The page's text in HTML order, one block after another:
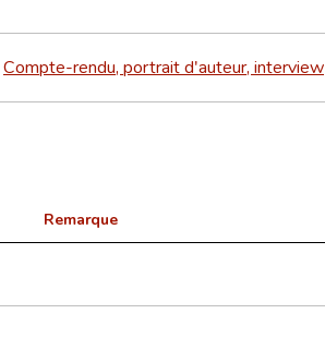
Compte-rendu, portrait d'auteur, interview
Remarque